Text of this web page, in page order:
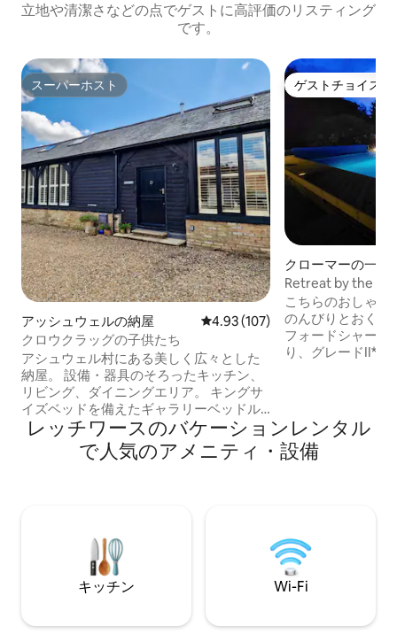
立地や清潔さなどの点でゲストに高評価のリスティング
です。
スーパーホスト
スーパーホスト
アッシュウェルの納屋 レビュー107件、5つ星中4.93つ
4.93 (107)
クロウクラッグの子供たち
アシュウェル村にある美しく広々とした
納屋。 設備・器具のそろったキッチン、
リビング、ダイニングエリア。 キングサ
イズベッドを備えたギャラリーベッドル
ーム。 1階-シングルベッド2台またはキン
グサイズベッド1台。 65インチのスマート
テレビを備えた独立した2つ目のラウンジ
リカ製冷蔵庫。 アシュウェルには、14世
紀の教会と博物館、淡水の泉、3つのパ
ブ、お店、ギャラリーなど、豊富な建築
物があります。
ゲストチョイス
ゲストチョイス
クローマーの一軒
Retreat by the
最適です
こちらのおしゃれ
のんびりとおくつ
フォードシャーの
り、グレードII*指
り、ロンドンや
に最適です。ど
きます。 両方の
ォークではありま
レッチワースのバケーションレンタル
で人気のアメニティ・設備
キッチン Wi-Fi